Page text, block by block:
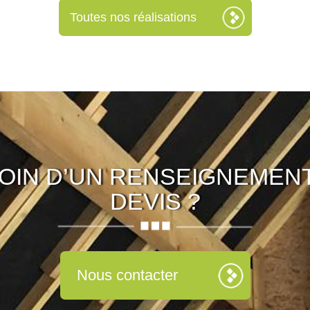
Toutes nos réalisations
D’UN
DEVIS ?
Nous contacter